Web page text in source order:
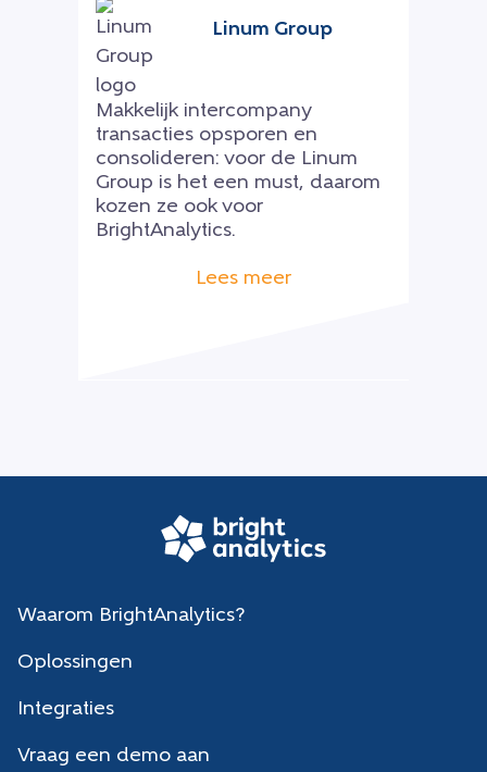
Linum Group
Makkelijk intercompany
transacties opsporen en
consolideren: voor de Linum
Group is het een must, daarom
kozen ze ook voor
BrightAnalytics.
Lees meer
Waarom BrightAnalytics?
Oplossingen
Integraties
Vraag een demo aan